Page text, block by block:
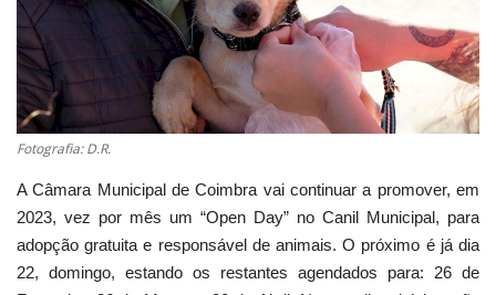
Saúde
Ficha técnica
Cultura
Lazer
Ambiente
Fotografia: D.R.
A Câmara Municipal de Coimbra vai continuar a promover, em
2023, vez por mês um “Open Day” no Canil Municipal, para
adopção gratuita e responsável de animais. O próximo é já dia
22, domingo, estando os restantes agendados para: 26 de